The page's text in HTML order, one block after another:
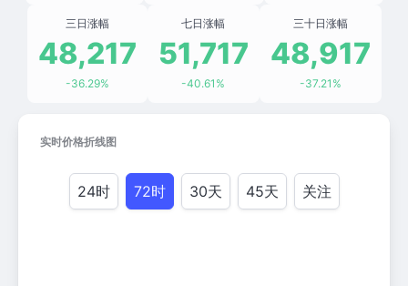
三日涨幅
48,217
-36.29%
七日涨幅
51,717
-40.61%
三十日涨幅
48,917
-37.21%
实时价格折线图
24时 72时 30天 45天 关注